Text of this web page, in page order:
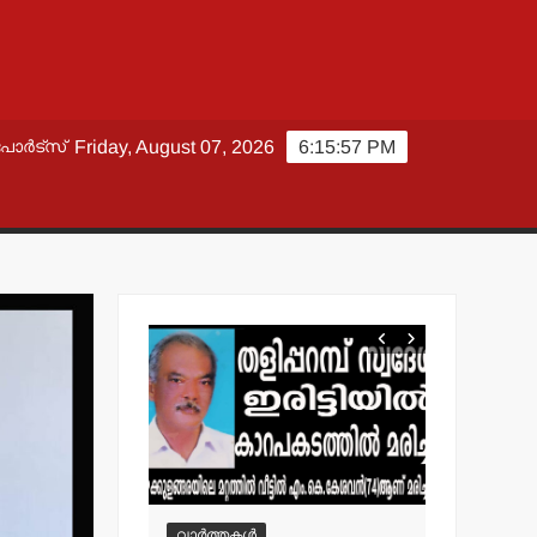
6:15:58 PM
Friday, August 07, 2026